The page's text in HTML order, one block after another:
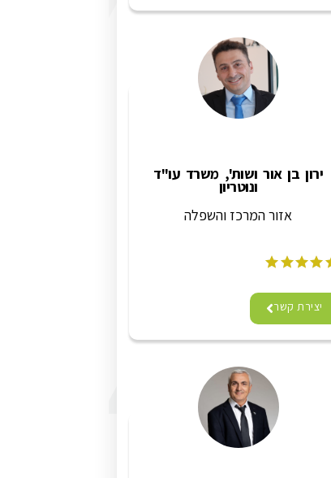
ירון בן אור ושות', משרד עו"ד
ונוטריון
אזור המרכז והשפלה
יצירת קשר